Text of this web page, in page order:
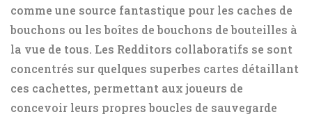
comme une source fantastique pour les caches de
bouchons ou les boîtes de bouchons de bouteilles à
la vue de tous. Les Redditors collaboratifs se sont
concentrés sur quelques superbes cartes détaillant
ces cachettes, permettant aux joueurs de
concevoir leurs propres boucles de sauvegarde